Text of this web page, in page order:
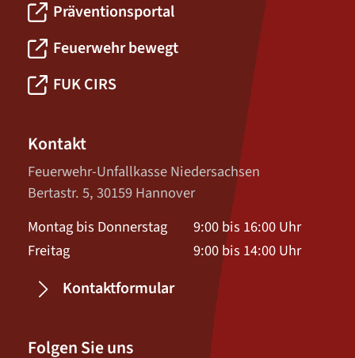
Präventionsportal
Feuerwehr bewegt
FUK CIRS
Kontakt
Feuerwehr-Unfallkasse Niedersachsen
Bertastr. 5, 30159 Hannover
Montag bis Donnerstag
9:00 bis 16:00 Uhr
Freitag
9:00 bis 14:00 Uhr
Kontaktformular
Folgen Sie uns